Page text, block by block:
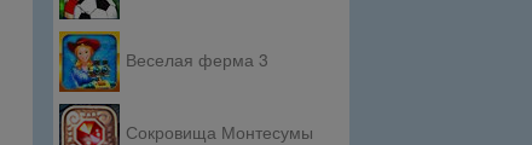
Веселая ферма 3
Сокровища Монтесумы